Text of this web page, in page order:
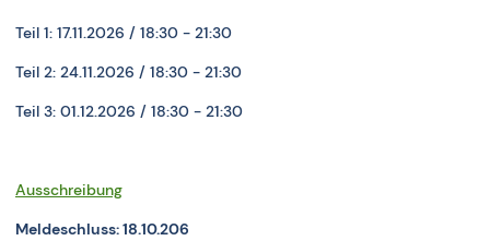
Teil 1: 17.11.2026 / 18:30 - 21:30
Teil 2: 24.11.2026 / 18:30 - 21:30
Teil 3: 01.12.2026 / 18:30 - 21:30
Ausschreibung
Meldeschluss: 18.10.206